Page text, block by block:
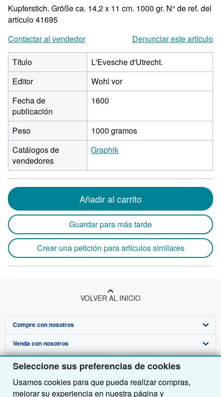
Seleccione sus preferencias de cookies
Usamos cookies para que pueda realizar compras,
mejorar su experiencia en nuestra página y
estrellas
Kupferstich. Größe ca. 14,2 x 11 cm. 1000 gr. N° de ref. del
artículo 41695
Contactar al vendedor
Denunciar este artículo
Título
L'Evesche d'Utrecht.
Editor
Wohl vor
Fecha de
publicación
1600
Peso
1000 gramos
Catálogos de
vendedores
Graphik
Añadir al carrito
Guardar para más tarde
Crear una petición para artículos similares
VOLVER AL INICIO
Compre con nosotros
Búsqueda avanzada
Colecciones
Mi cuenta
Venda con nosotros
Comenzar a vender
Únase a nuestro programa de afiliados
Sobre nosotros
Sobre IberLibro
Obtener Ayuda